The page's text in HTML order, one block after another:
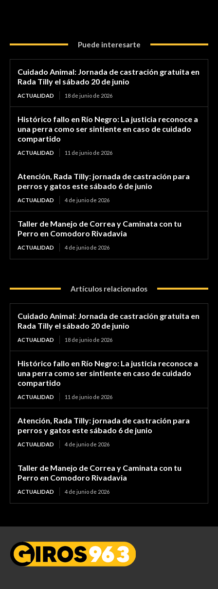
Puede interesarte
Cuidado Animal: Jornada de castración gratuita en
Rada Tilly el sábado 20 de junio
ACTUALIDAD 18 de junio de 2026
Histórico fallo en Río Negro: La justicia reconoce a
una perra como ser sintiente en caso de cuidado
compartido
ACTUALIDAD 11 de junio de 2026
Atención, Rada Tilly: jornada de castración para
perros y gatos este sábado 6 de junio
ACTUALIDAD 4 de junio de 2026
Taller de Manejo de Correa y Caminata con tu
Perro en Comodoro Rivadavia
ACTUALIDAD 4 de junio de 2026
Artículos relacionados
Cuidado Animal: Jornada de castración gratuita en
Rada Tilly el sábado 20 de junio
ACTUALIDAD 18 de junio de 2026
Histórico fallo en Río Negro: La justicia reconoce a
una perra como ser sintiente en caso de cuidado
compartido
ACTUALIDAD 11 de junio de 2026
Atención, Rada Tilly: jornada de castración para
perros y gatos este sábado 6 de junio
ACTUALIDAD 4 de junio de 2026
Taller de Manejo de Correa y Caminata con tu
Perro en Comodoro Rivadavia
ACTUALIDAD 4 de junio de 2026